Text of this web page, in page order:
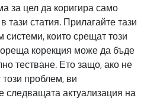
за цел да коригира само
тази статия. Прилагайте тази
които срещат този
корекция може да бъде
тестване. Ето защо, ако не
този проблем, ви
следващата актуализация на